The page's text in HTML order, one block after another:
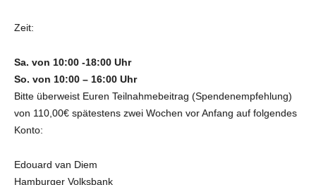
Zeit:
Sa. von 10:00 -18:00 Uhr
So. von 10:00 – 16:00 Uhr
Bitte überweist Euren Teilnahmebeitrag (Spendenempfehlung)
von 110,00€ spätestens zwei Wochen vor Anfang auf folgendes
Konto:
Edouard van Diem
Hamburger Volksbank